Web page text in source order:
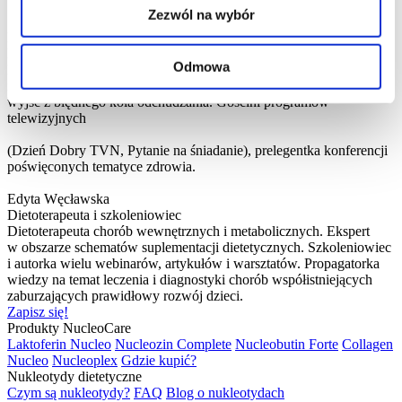
Zezwól na wybór
Odmowa
Karolina Gruszecka
Magister dietetyki, absolwentka psychodietetyki, psychosomatyki
i somatopsychologii. Autorka bestsellera Psychodietetyka czyli jak
wyjść z błędnego koła odchudzania. Gościni programów
telewizyjnych
(Dzień Dobry TVN, Pytanie na śniadanie), prelegentka konferencji
poświęconych tematyce zdrowia.
Edyta Węcławska
Dietoterapeuta i szkoleniowiec
Dietoterapeuta chorób wewnętrznych i metabolicznych. Ekspert
w obszarze schematów suplementacji dietetycznych. Szkoleniowiec
i autorka wielu webinarów, artykułów i warsztatów. Propagatorka
wiedzy na temat leczenia i diagnostyki chorób współistniejących
zaburzających prawidłowy rozwój dzieci.
Zapisz się!
Produkty NucleoCare
Laktoferin Nucleo Nucleozin Complete Nucleobutin Forte Collagen
Nucleo Nucleoplex Gdzie kupić?
Nukleotydy dietetyczne
Czym są nukleotydy? FAQ Blog o nukleotydach